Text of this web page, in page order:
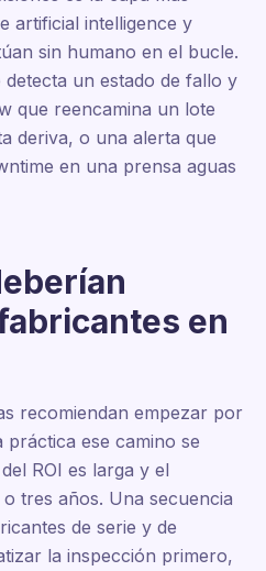
artificial intelligence y
sin humano en el bucle.
un estado de fallo y
que reencamina un lote
deriva, o una alerta que
en una prensa aguas
en
recomiendan empezar por
práctica ese camino se
ROI es larga y el
tres años. Una secuencia
de serie y de
la inspección primero,